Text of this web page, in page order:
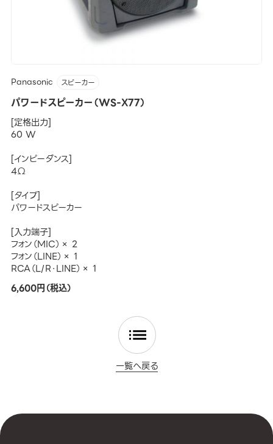
Panasonic スピーカー
パワードスピーカー（WS-X77）
[定格出力]
60 W
[インピーダンス]
4Ω
[タイプ]
パワードスピーカー
[入力端子]
フォン（MIC）× 2
フォン（LINE）× 1
RCA（L/R・LINE）× 1
6,600円（税込）
一覧へ戻る